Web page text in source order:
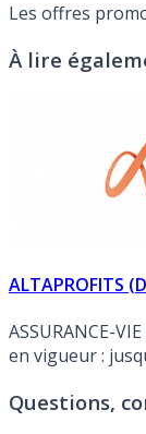
Les offres
À lire
ALTAPROFITS
ASSURANCE-
en vigueur :
Questions,